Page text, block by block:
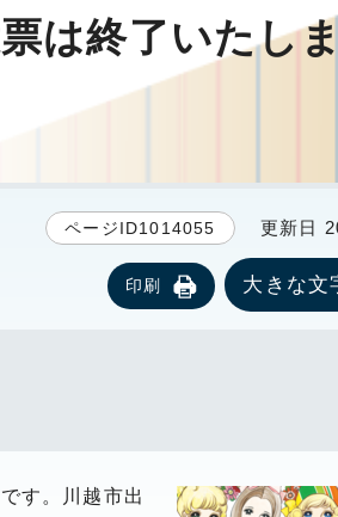
は終了いたし
ページID1014055 更新日
印刷 大きな文
す。川越市出